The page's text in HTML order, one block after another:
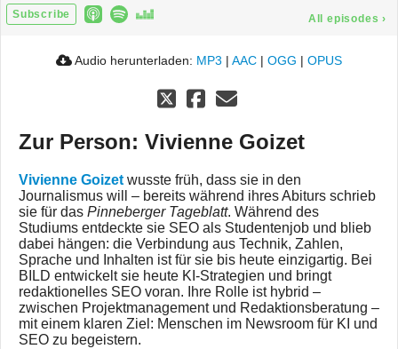
Subscribe All episodes ›
Audio herunterladen: MP3 | AAC | OGG | OPUS
Zur Person: Vivienne Goizet
Vivienne Goizet wusste früh, dass sie in den
Journalismus will – bereits während ihres Abiturs schrieb
sie für das Pinneberger Tageblatt. Während des
Studiums entdeckte sie SEO als Studentenjob und blieb
dabei hängen: die Verbindung aus Technik, Zahlen,
Sprache und Inhalten ist für sie bis heute einzigartig. Bei
BILD entwickelt sie heute KI-Strategien und bringt
redaktionelles SEO voran. Ihre Rolle ist hybrid –
zwischen Projektmanagement und Redaktionsberatung –
mit einem klaren Ziel: Menschen im Newsroom für KI und
SEO zu begeistern.